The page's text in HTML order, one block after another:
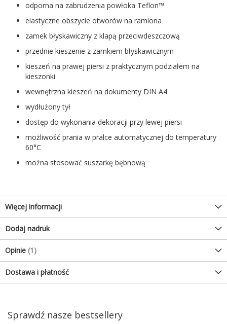
odporna na zabrudzenia powłoka Teflon™
elastyczne obszycie otworów na ramiona
zamek błyskawiczny z klapą przeciwdeszczową
przednie kieszenie z zamkiem błyskawicznym
kieszeń na prawej piersi z praktycznym podziałem na
kieszonki
wewnętrzna kieszeń na dokumenty DIN A4
wydłużony tył
dostęp do wykonania dekoracji przy lewej piersi
możliwość prania w pralce automatycznej do temperatury
60°C
można stosować suszarkę bębnową
Więcej informacji
Dodaj nadruk
Opinie 1
Dostawa i płatność
Sprawdź nasze bestsellery